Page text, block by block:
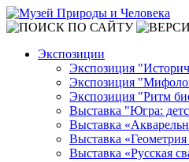
Экспозиции
Экспозиция
Экспозиция
Экспозиция "Ритм
Выставка "Югра:
Выставка
Выставка «Геометрия
Выставка «Русская